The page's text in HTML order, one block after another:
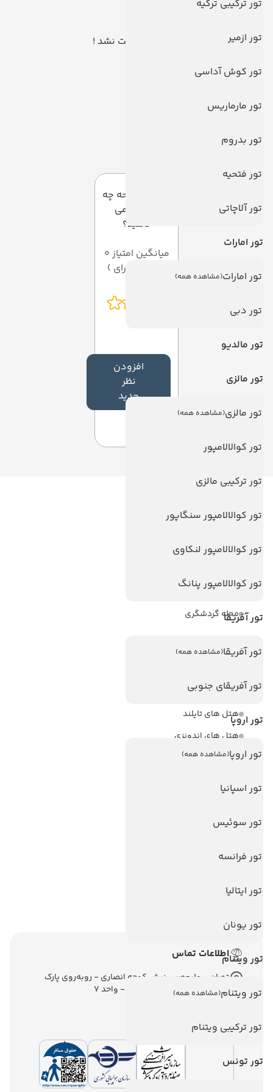
تور ترکیبی ترکیه
تور ازمیر
تور کوش آداسی
تور مارماریس
تور بدروم
تور فتحیه
تور آلاچاتی
تور امارات
تور امارات(مشاهده همه)
تور دبی
تور مالدیو
تور مالزی
تور مالزی(مشاهده همه)
تور کوالالامپور
تور ترکیبی مالزی
تور کوالالامپور سنگاپور
تور کوالالامپور لنکاوی
تور کوالالامپور پنانگ
تور آفریقا
تور آفریقا(مشاهده همه)
تور آفریقای جنوبی
تور اروپا
تور اروپا(مشاهده همه)
تور اسپانیا
تور سوئیس
تور فرانسه
تور ایتالیا
تور یونان
تور ویتنام
تور ویتنام(مشاهده همه)
تور ترکیبی ویتنام
تور تونس
هیچ توری یافت نشد !
به این صفحه چه
امتیازی می
دهید؟
میانگین امتیاز 0
افزودن
نظر
جدید
لینک های مفید
ویزا کانادا
تماس با ما
مجله گردشگری
هتل های پر بازدید
هتل های استانبول
هتل های تایلند
هتل های اندونزی
هتل های سریلانکا
تورهای پربازدید
تور پوکت
اطلاعات تماس
تهران - ولیعصر - نبش کوچه انصاری - روبه‌روی پارک
ملت - برج ملت - طبقه ششم - واحد 7